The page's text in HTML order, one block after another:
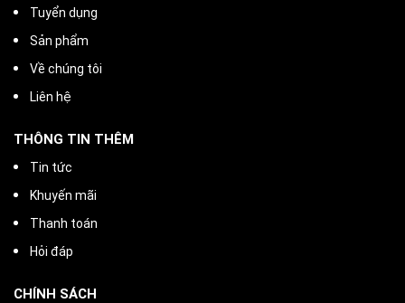
Tuyển dụng
Sản phẩm
Về chúng tôi
Liên hệ
THÔNG TIN THÊM
Tin tức
Khuyến mãi
Thanh toán
Hỏi đáp
CHÍNH SÁCH